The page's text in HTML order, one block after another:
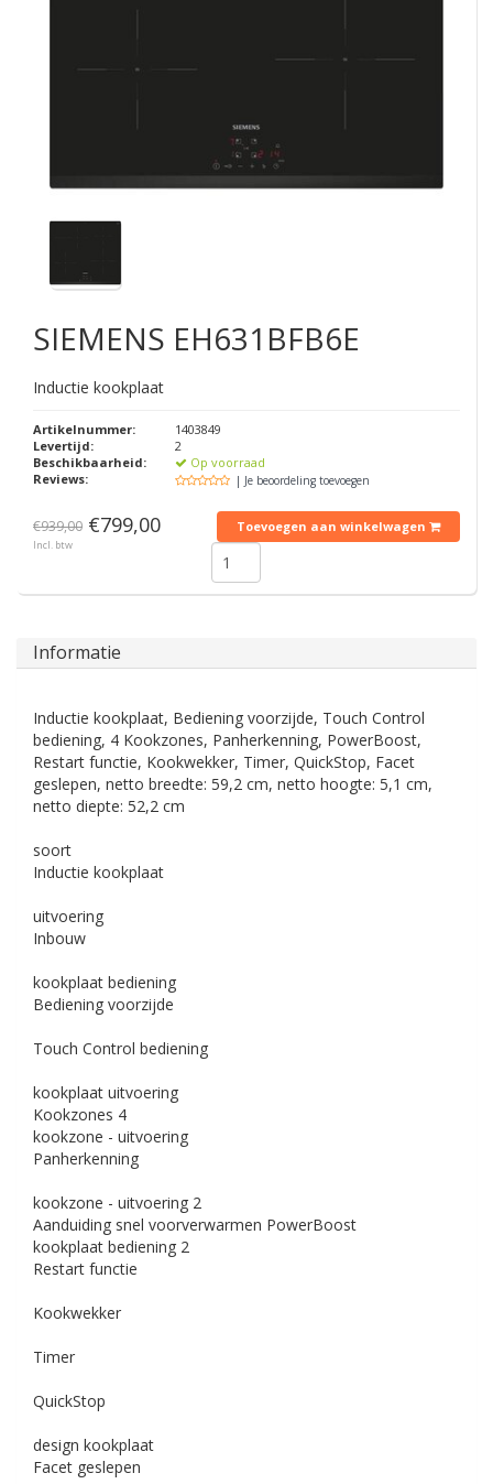
SIEMENS EH631BFB6E
Inductie kookplaat
Artikelnummer:
1403849
Levertijd:
2
Beschikbaarheid:
Op voorraad
Reviews:
| Je beoordeling toevoegen
€939,00 €799,00
Incl. btw
Toevoegen aan winkelwagen
Informatie
Inductie kookplaat, Bediening voorzijde, Touch Control
bediening, 4 Kookzones, Panherkenning, PowerBoost,
Restart functie, Kookwekker, Timer, QuickStop, Facet
geslepen, netto breedte: 59,2 cm, netto hoogte: 5,1 cm,
netto diepte: 52,2 cm
soort
Inductie kookplaat
uitvoering
Inbouw
kookplaat bediening
Bediening voorzijde
Touch Control bediening
kookplaat uitvoering
Kookzones 4
kookzone - uitvoering
Panherkenning
kookzone - uitvoering 2
Aanduiding snel voorverwarmen PowerBoost
kookplaat bediening 2
Restart functie
Kookwekker
Timer
QuickStop
design kookplaat
Facet geslepen